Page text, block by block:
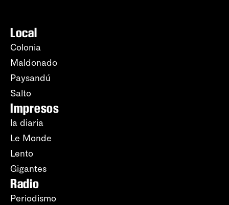
Local
Colonia
Maldonado
Paysandú
Salto
Impresos
la diaria
Le Monde
Lento
Gigantes
Radio
Periodismo